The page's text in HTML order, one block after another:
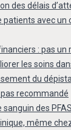
des délais
patients avec un
: pas un
les soins
du
pas recommandé
sanguin des
même